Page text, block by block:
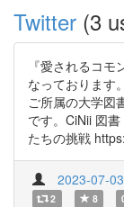
Twitter (3
『愛されるコ
なっております
ご所属の大学図
です。CiNii 図
たちの挑戦
2023-07-
2 8